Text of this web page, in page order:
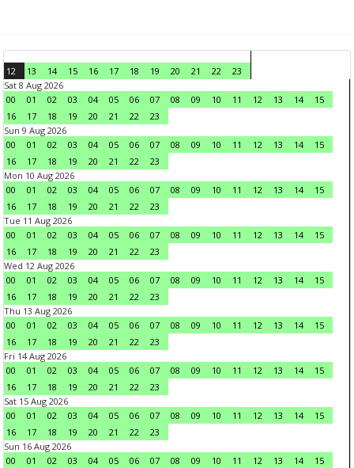
12 13 14 15 16 17 18 19 20 21 22
23
Sat 8 Aug 2026
00
01 02 03 04 05 06 07 08 09 10 11 12 13 14
15
16
17 18 19 20 21 22
23
Sun 9 Aug 2026
00
01 02 03 04 05 06 07 08 09 10 11 12 13 14
15
16
17 18 19 20 21 22
23
Mon 10 Aug 2026
00
01 02 03 04 05 06 07 08 09 10 11 12 13 14
15
16
17 18 19 20 21 22
23
Tue 11 Aug 2026
00
01 02 03 04 05 06 07 08 09 10 11 12 13 14
15
16
17 18 19 20 21 22
23
Wed 12 Aug 2026
00
01 02 03 04 05 06 07 08 09 10 11 12 13 14
15
16
17 18 19 20 21 22
23
Thu 13 Aug 2026
00
01 02 03 04 05 06 07 08 09 10 11 12 13 14
15
16
17 18 19 20 21 22
23
Fri 14 Aug 2026
00
01 02 03 04 05 06 07 08 09 10 11 12 13 14
15
16
17 18 19 20 21 22
23
Sat 15 Aug 2026
00
01 02 03 04 05 06 07 08 09 10 11 12 13 14
15
16
17 18 19 20 21 22
23
Sun 16 Aug 2026
00
01 02 03 04 05 06 07 08 09 10 11 12 13 14 15